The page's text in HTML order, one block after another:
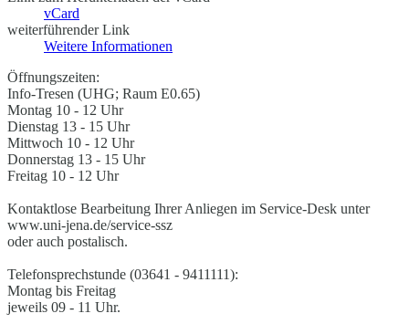
vCard
weiterführender Link
Weitere Informationen
Öffnungszeiten:
Info-Tresen (UHG; Raum E0.65)
Montag 10 - 12 Uhr
Dienstag 13 - 15 Uhr
Mittwoch 10 - 12 Uhr
Donnerstag 13 - 15 Uhr
Freitag 10 - 12 Uhr
Kontaktlose Bearbeitung Ihrer Anliegen im Service-Desk unter
www.uni-jena.de/service-ssz
oder auch postalisch.
Telefonsprechstunde (03641 - 9411111):
Montag bis Freitag
jeweils 09 - 11 Uhr.